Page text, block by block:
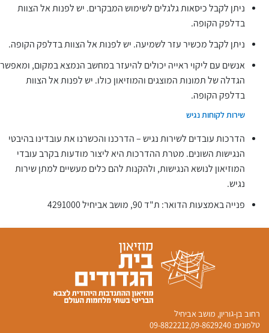
ניתן לקבל כיסאות גלגלים לשימוש המבקרים. יש לפנות אל הצוות
בדלפק הקופה.
ניתן לקבל מכשיר עזר לשמיעה. יש לפנות אל הצוות בדלפק הקופה.
אנשים עם ליקוי ראייה יכולים להיעזר במחשב הנמצא במקום, ומאפשר
הגדלה של תמונות המוצגים והמוזיאון כולו. יש לפנות אל הצוות
בדלפק הקופה.
שירות לקוחות נגיש
הדרכות עובדים לשירות נגיש – הדרכנו והכשרנו את עובדינו בהיבטי
הנגישות השונים. מטרת ההדרכות היא ליצור מודעות בקרב עובדי
המוזיאון לנושא הנגישות, ולהקנות להם כלים מעשיים למתן שירות
נגיש.
פנייה באמצעות הדואר: ת"ד 90, מושב אביחיל 4291000​
​רחוב בן-גוריון, מושב אביחיל
טלפונים:
09-8822212,09-8629240